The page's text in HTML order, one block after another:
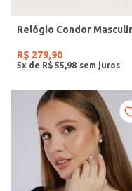
R$ 279,90
5x de R$ 55 98